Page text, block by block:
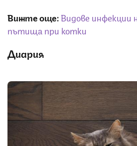
Вижте още:Видове инфекции
пътища при котки
Диария